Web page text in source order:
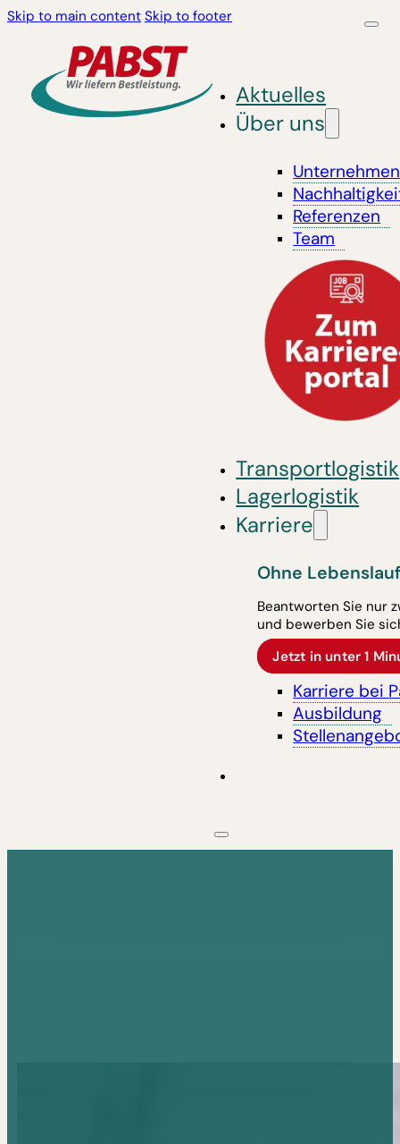
Skip to main content Skip to footer
Aktuelles
Über uns
Unternehmen
Referenzen
Team
Transportlogistik
Lagerlogistik
Karriere
Ohne
Beantworten Sie nur
und bewerben Sie
Jetzt in unter 1
Karriere bei
Ausbildung